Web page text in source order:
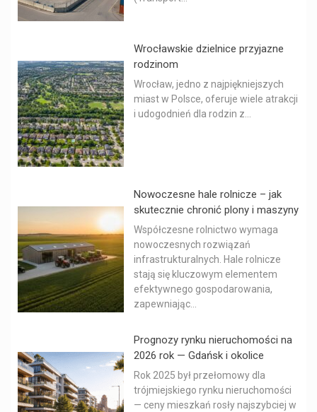
Wrocławskie dzielnice przyjazne
rodzinom
Wrocław, jedno z najpiękniejszych
miast w Polsce, oferuje wiele atrakcji
i udogodnień dla rodzin z...
Nowoczesne hale rolnicze – jak
skutecznie chronić plony i maszyny
Współczesne rolnictwo wymaga
nowoczesnych rozwiązań
infrastrukturalnych. Hale rolnicze
stają się kluczowym elementem
efektywnego gospodarowania,
zapewniając...
Prognozy rynku nieruchomości na
2026 rok — Gdańsk i okolice
Rok 2025 był przełomowy dla
trójmiejskiego rynku nieruchomości
— ceny mieszkań rosły najszybciej w